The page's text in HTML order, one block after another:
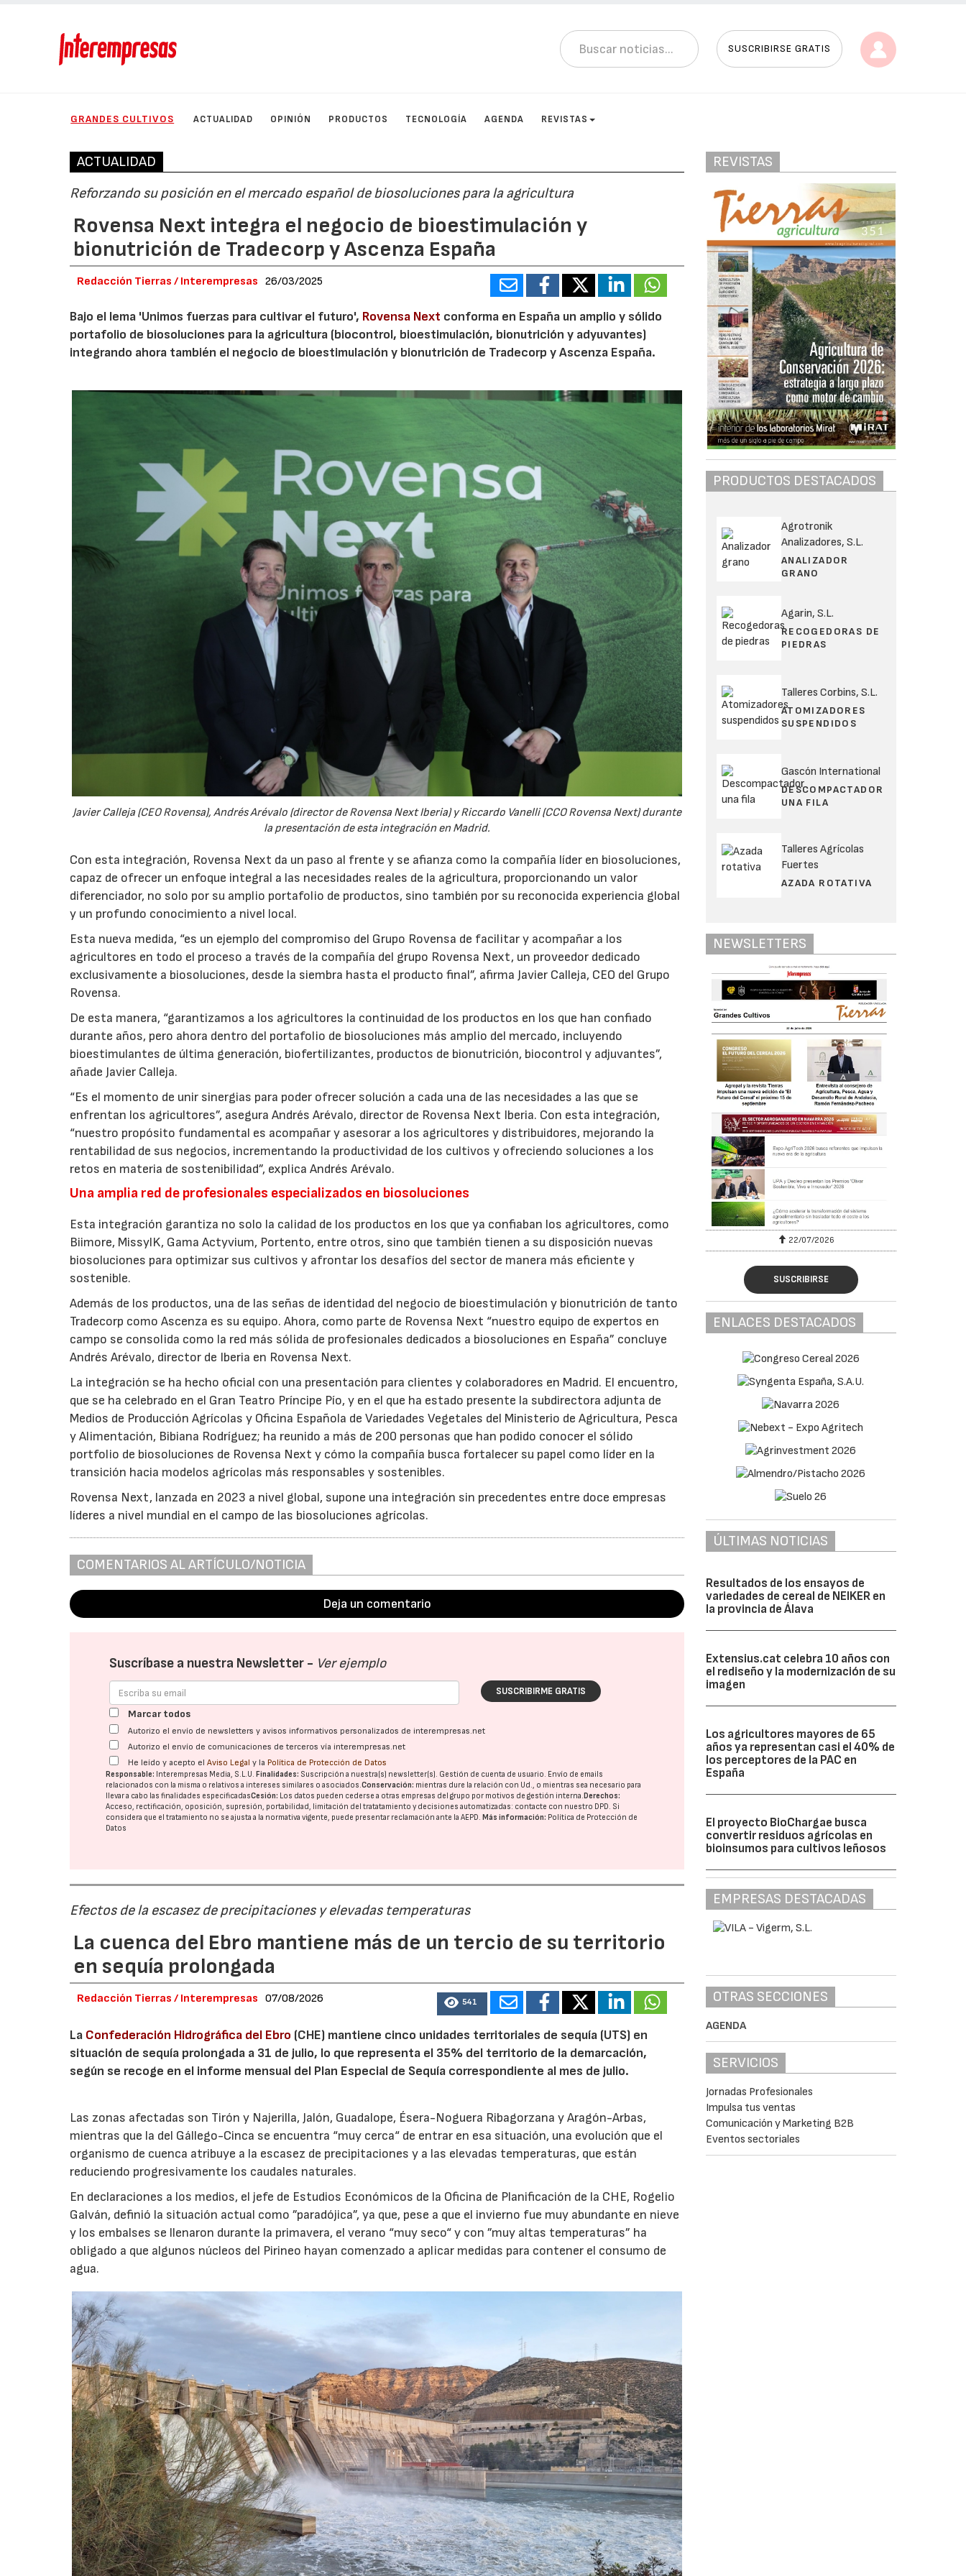
SUSCRIBIRSE GRATIS
GRANDES CULTIVOS ACTUALIDAD OPINIÓN PRODUCTOS TECNOLOGÍA AGENDA REVISTAS
ACTUALIDAD
Reforzando su posición en el mercado español de biosoluciones para la agricultura
Rovensa Next integra el negocio de bioestimulación y
bionutrición de Tradecorp y Ascenza España
Redacción Tierras / Interempresas 26/03/2025
Bajo el lema 'Unimos fuerzas para cultivar el futuro', Rovensa Next conforma en España un amplio y sólido
portafolio de biosoluciones para la agricultura (biocontrol, bioestimulación, bionutrición y adyuvantes)
integrando ahora también el negocio de bioestimulación y bionutrición de Tradecorp y Ascenza España.
Javier Calleja (CEO Rovensa), Andrés Arévalo (director de Rovensa Next Iberia) y Riccardo Vanelli (CCO Rovensa Next) durante
la presentación de esta integración en Madrid.
Con esta integración, Rovensa Next da un paso al frente y se afianza como la compañía líder en biosoluciones,
capaz de ofrecer un enfoque integral a las necesidades reales de la agricultura, proporcionando un valor
diferenciador, no solo por su amplio portafolio de productos, sino también por su reconocida experiencia global
y un profundo conocimiento a nivel local.
Esta nueva medida, “es un ejemplo del compromiso del Grupo Rovensa de facilitar y acompañar a los
agricultores en todo el proceso a través de la compañía del grupo Rovensa Next, un proveedor dedicado
exclusivamente a biosoluciones, desde la siembra hasta el producto final”, afirma Javier Calleja, CEO del Grupo
Rovensa.
De esta manera, “garantizamos a los agricultores la continuidad de los productos en los que han confiado
durante años, pero ahora dentro del portafolio de biosoluciones más amplio del mercado, incluyendo
bioestimulantes de última generación, biofertilizantes, productos de bionutrición, biocontrol y adjuvantes”,
añade Javier Calleja.
“Es el momento de unir sinergias para poder ofrecer solución a cada una de las necesidades a las que se
enfrentan los agricultores”, asegura Andrés Arévalo, director de Rovensa Next Iberia. Con esta integración,
“nuestro propósito fundamental es acompañar y asesorar a los agricultores y distribuidores, mejorando la
rentabilidad de sus negocios, incrementando la productividad de los cultivos y ofreciendo soluciones a los
retos en materia de sostenibilidad”, explica Andrés Arévalo.
Una amplia red de profesionales especializados en biosoluciones
Esta integración garantiza no solo la calidad de los productos en los que ya confiaban los agricultores, como
Biimore, MissylK, Gama Actyvium, Portento, entre otros, sino que también tienen a su disposición nuevas
biosoluciones para optimizar sus cultivos y afrontar los desafíos del sector de manera más eficiente y
sostenible.
Además de los productos, una de las señas de identidad del negocio de bioestimulación y bionutrición de tanto
Tradecorp como Ascenza es su equipo. Ahora, como parte de Rovensa Next “nuestro equipo de expertos en
campo se consolida como la red más sólida de profesionales dedicados a biosoluciones en España” concluye
Andrés Arévalo, director de Iberia en Rovensa Next.
La integración se ha hecho oficial con una presentación para clientes y colaboradores en Madrid. El encuentro,
que se ha celebrado en el Gran Teatro Príncipe Pío, y en el que ha estado presente la subdirectora adjunta de
Medios de Producción Agrícolas y Oficina Española de Variedades Vegetales del Ministerio de Agricultura, Pesca
y Alimentación, Bibiana Rodríguez; ha reunido a más de 200 personas que han podido conocer el sólido
portfolio de biosoluciones de Rovensa Next y cómo la compañía busca fortalecer su papel como líder en la
transición hacia modelos agrícolas más responsables y sostenibles.
Rovensa Next, lanzada en 2023 a nivel global, supone una integración sin precedentes entre doce empresas
líderes a nivel mundial en el campo de las biosoluciones agrícolas.
COMENTARIOS AL ARTÍCULO/NOTICIA
Deja un comentario
Suscríbase a nuestra Newsletter - Ver ejemplo
SUSCRIBIRME GRATIS
Marcar todos
Autorizo el envío de newsletters y avisos informativos personalizados de interempresas.net
Autorizo el envío de comunicaciones de terceros vía interempresas.net
He leído y acepto elAviso Legal y la Política de Protección de Datos
Responsable: Interempresas Media, S.L.U. Finalidades: Suscripción a nuestra(s) newsletter(s). Gestión de cuenta de usuario. Envío de emails
relacionados con la misma o relativos a intereses similares o asociados.Conservación: mientras dure la relación con Ud., o mientras sea necesario para
llevar a cabo las finalidades especificadasCesión: Los datos pueden cederse a otras empresas del grupo por motivos de gestión interna. Derechos:
Acceso, rectificación, oposición, supresión, portabilidad, limitación del tratatamiento y decisiones automatizadas: contacte con nuestro DPD. Si
considera que el tratamiento no se ajusta a la normativa vigente, puede presentar reclamación ante laAEPD. Más información: Política de Protección de
Datos
Efectos de la escasez de precipitaciones y elevadas temperaturas
La cuenca del Ebro mantiene más de un tercio de su territorio
en sequía prolongada
Redacción Tierras / Interempresas 07/08/2026 541
La Confederación Hidrográfica del Ebro (CHE) mantiene cinco unidades territoriales de sequía (UTS) en
situación de sequía prolongada a 31 de julio, lo que representa el 35% del territorio de la demarcación,
según se recoge en el informe mensual del Plan Especial de Sequía correspondiente al mes de julio.
Las zonas afectadas son Tirón y Najerilla, Jalón, Guadalope, Ésera-Noguera Ribagorzana y Aragón-Arbas,
mientras que la del Gállego-Cinca se encuentra “muy cerca“ de entrar en esa situación, una evolución que el
organismo de cuenca atribuye a la escasez de precipitaciones y a las elevadas temperaturas, que están
reduciendo progresivamente los caudales naturales.
En declaraciones a los medios, el jefe de Estudios Económicos de la Oficina de Planificación de la CHE, Rogelio
Galván, definió la situación actual como ”paradójica”, ya que, pese a que el invierno fue muy abundante en nieve
y los embalses se llenaron durante la primavera, el verano “muy seco“ y con ”muy altas temperaturas” ha
obligado a que algunos núcleos del Pirineo hayan comenzado a aplicar medidas para contener el consumo de
agua.
REVISTAS
PRODUCTOS DESTACADOS
Agrotronik
Analizadores, S.L.
ANALIZADOR
GRANO
Agarin, S.L.
RECOGEDORAS DE
PIEDRAS
Talleres Corbins, S.L.
ATOMIZADORES
SUSPENDIDOS
Gascón International
DESCOMPACTADOR
UNA FILA
Talleres Agrícolas
Fuertes
AZADA ROTATIVA
NEWSLETTERS
22/07/2026 29/07/2026 22/07/2026
SUSCRIBIRSE
ENLACES DESTACADOS
ÚLTIMAS NOTICIAS
Resultados de los ensayos de
variedades de cereal de NEIKER en
la provincia de Álava
Extensius.cat celebra 10 años con
el rediseño y la modernización de su
imagen
Los agricultores mayores de 65
años ya representan casi el 40% de
los perceptores de la PAC en
España
El proyecto BioChargae busca
convertir residuos agrícolas en
bioinsumos para cultivos leñosos
EMPRESAS DESTACADAS
OTRAS SECCIONES
AGENDA
SERVICIOS
Jornadas Profesionales
Impulsa tus ventas
Comunicación y Marketing B2B
Eventos sectoriales